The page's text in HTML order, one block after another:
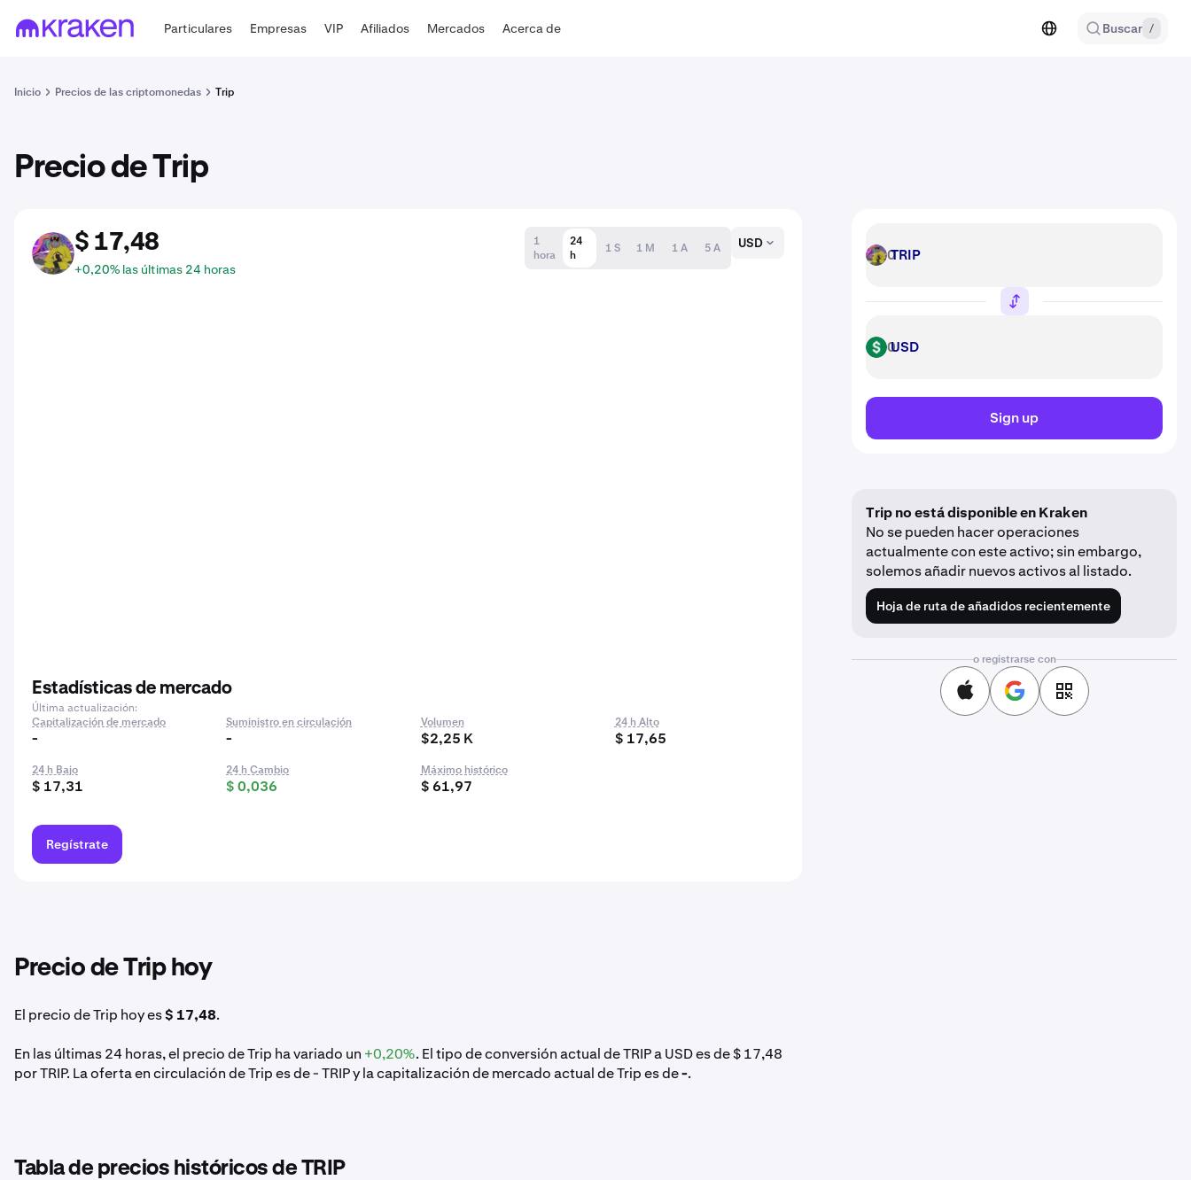
Particulares Empresas VIP Afiliados Mercados Acerca de Buscar /
Inicio Precios de las criptomonedas Trip
Precio de Trip
TRIP $ 17,48
+0,20% las últimas 24 horas
1
hora
24
h
1 S 1 M 1 A 5 A USD
Estadísticas de mercado
Última actualización:
Capitalización de mercado
-
Suministro en circulación
-
Volumen
$2,25 K
24 h Alto
$ 17,65
24 h Bajo
$ 17,31
24 h Cambio
$ 0,036
Máximo histórico
$ 61,97
Regístrate
Precio de Trip hoy
El precio de Trip hoy es$ 17,48.
En las últimas 24 horas, el precio de Trip ha variado un +0,20%. El tipo de conversión actual de TRIP a USD es de $ 17,48
por TRIP. La oferta en circulación de Trip es de - TRIP y la capitalización de mercado actual de Trip es de-.
Tabla de precios históricos de TRIP
TRIP TRIP
USD USD
Sign up
Trip no está disponible en Kraken
No se pueden hacer operaciones
actualmente con este activo; sin embargo,
solemos añadir nuevos activos al listado.
Hoja de ruta de añadidos recientemente
o registrarse con